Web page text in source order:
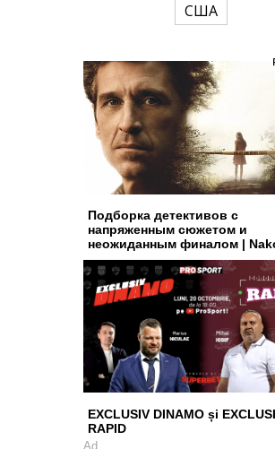
США
Подборка детективов с
напряженным сюжетом и
неожиданным финалом |
EXCLUSIV DINAMO și
RAPID
Ad